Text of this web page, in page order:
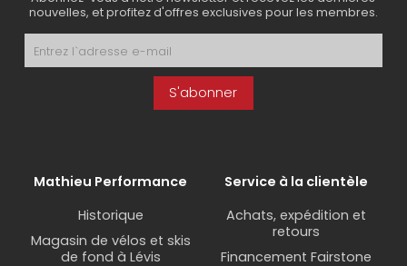
nouvelles, et profitez d'offres exclusives pour les membres.
S'abonner
Mathieu Performance
Historique
Magasin de vélos et skis
de fond à Lévis
Service à la clientèle
Achats, expédition et
retours
Financement Fairstone